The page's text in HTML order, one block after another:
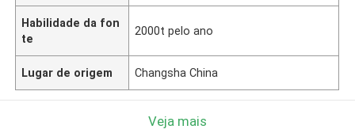
Habilidade da fon
te
2000t pelo ano
Lugar de origem Changsha China
Veja mais